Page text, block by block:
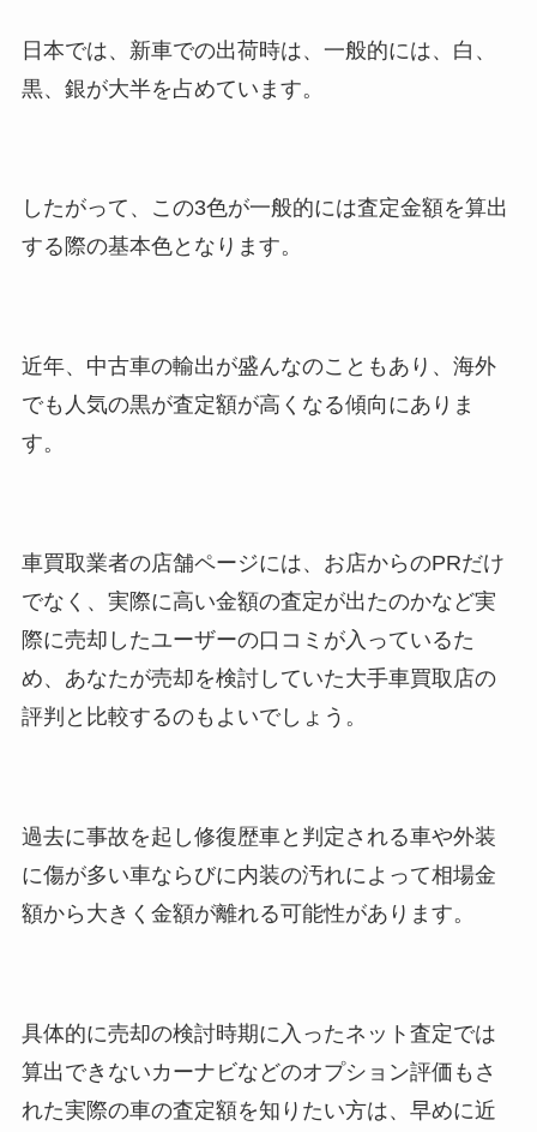
日本では、新車での出荷時は、一般的には、白、
黒、銀が大半を占めています。
したがって、この3色が一般的には査定金額を算出
する際の基本色となります。
近年、中古車の輸出が盛んなのこともあり、海外
でも人気の黒が査定額が高くなる傾向にありま
す。
車買取業者の店舗ページには、お店からのPRだけ
でなく、実際に高い金額の査定が出たのかなど実
際に売却したユーザーの口コミが入っているた
め、あなたが売却を検討していた大手車買取店の
評判と比較するのもよいでしょう。
過去に事故を起し修復歴車と判定される車や外装
に傷が多い車ならびに内装の汚れによって相場金
額から大きく金額が離れる可能性があります。
具体的に売却の検討時期に入ったネット査定では
算出できないカーナビなどのオプション評価もさ
れた実際の車の査定額を知りたい方は、早めに近